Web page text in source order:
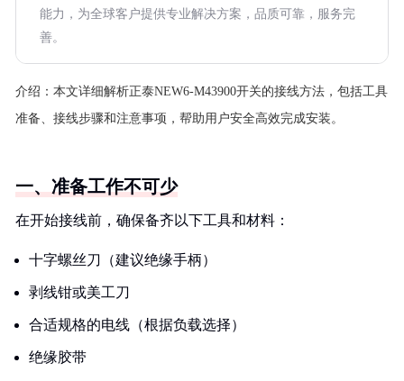
能力，为全球客户提供专业解决方案，品质可靠，服务完
善。
介绍： 本文详细解析正泰NEW6-M43900开关的接线方法，包括工具
准备、接线步骤和注意事项，帮助用户安全高效完成安装。
一、准备工作不可少
在开始接线前，确保备齐以下工具和材料：
十字螺丝刀（建议绝缘手柄）
剥线钳或美工刀
合适规格的电线（根据负载选择）
绝缘胶带